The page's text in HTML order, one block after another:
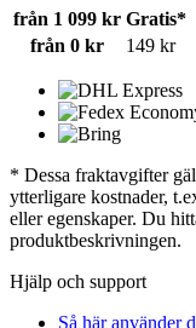
från 1 099 kr Gratis*
från 0 kr
149 kr
* Dessa fraktavgifter
ytterligare kostnader,
eller egenskaper. Du
produktbeskrivningen.
Hjälp och support
Så här använder